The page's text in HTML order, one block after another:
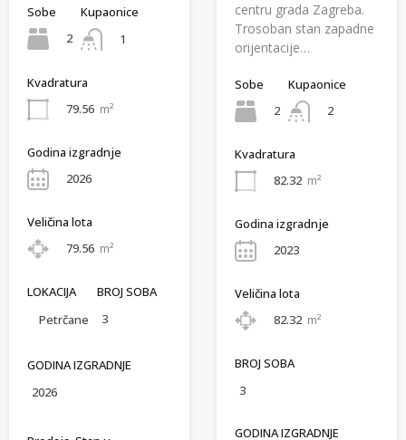
Sobe
2
Kupaonice
1
Kvadratura
79.56 m²
Godina izgradnje
2026
Veličina lota
79.56 m²
LOKACIJA
Petrčane
BROJ SOBA
3
GODINA IZGRADNJE
2026
centru grada Zagreba.
Trosoban stan zapadne
orijentacije…
Sobe
2
Kupaonice
2
Kvadratura
82.32 m²
Godina izgradnje
2023
Veličina lota
82.32 m²
BROJ SOBA
3
GODINA IZGRADNJE